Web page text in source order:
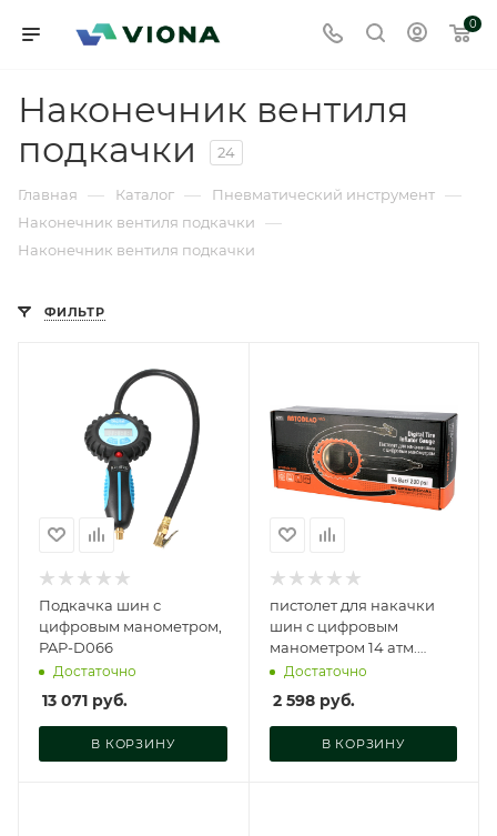
0
Наконечник вентиля
подкачки
24
Главная — Каталог — Пневматический инструмент —
Наконечник вентиля подкачки —
Наконечник вентиля подкачки
ФИЛЬТР
Подкачка шин с
цифровым манометром,
PAP-D066
Достаточно
13 071 руб.
В КОРЗИНУ
пистолет для накачки
шин с цифровым
манометром 14 атм.
(АвтоDело PRO), 42325
Достаточно
2 598руб.
В КОРЗИНУ